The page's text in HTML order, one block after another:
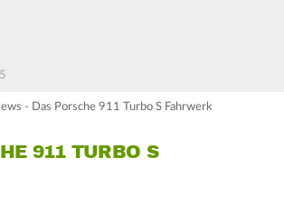
- Das Porsche 911 Turbo S Fahrwerk
911 TURBO S